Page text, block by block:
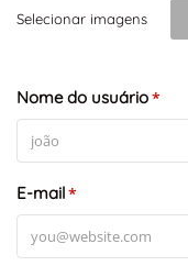
Selecionar imagens
Nome do usuário*
E-mail*